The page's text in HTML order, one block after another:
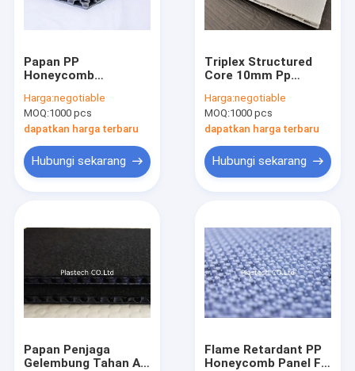
Papan PP
Honeycomb
Tiga Lapisan
Harga:negotiable
MOQ:1000 pcs
dapatkan harga terbaru
Hubungi sekarang
Triplex Structured
Core 10mm Pp
Harga:negotiable
MOQ:1000 pcs
dapatkan harga terbaru
Hubungi sekarang
Papan Penjaga
Gelembung Tahan Api
Flame Retardant PP
Honeycomb Panel FR